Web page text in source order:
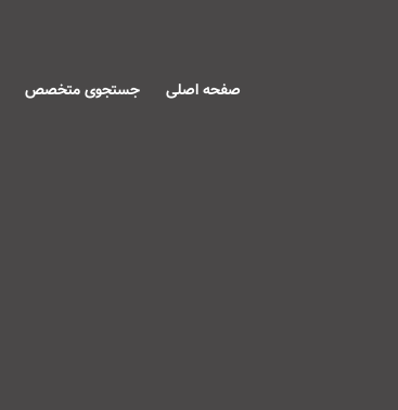
صفحه اصلی جستجوی متخصص